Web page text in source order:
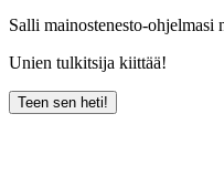
Salli mainostenesto-ohjelmasi
Unien tulkitsija kiittää!
Teen sen heti!